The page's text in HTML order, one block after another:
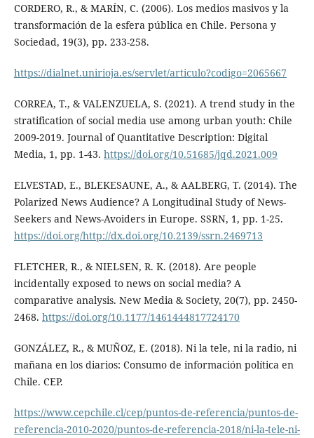
CORDERO, R., & MARÍN, C. (2006). Los medios masivos y la
transformación de la esfera pública en Chile. Persona y
Sociedad, 19(3), pp. 233-258.
https://dialnet.unirioja.es/servlet/articulo?codigo=2065667
CORREA, T., & VALENZUELA, S. (2021). A trend study in the
stratification of social media use among urban youth: Chile
2009-2019. Journal of Quantitative Description: Digital
Media, 1, pp. 1-43. https://doi.org/10.51685/jqd.2021.009
ELVESTAD, E., BLEKESAUNE, A., & AALBERG, T. (2014). The
Polarized News Audience? A Longitudinal Study of News-
Seekers and News-Avoiders in Europe. SSRN, 1, pp. 1-25.
https://doi.org/http://dx.doi.org/10.2139/ssrn.2469713
FLETCHER, R., & NIELSEN, R. K. (2018). Are people
incidentally exposed to news on social media? A
comparative analysis. New Media & Society, 20(7), pp. 2450-
2468. https://doi.org/10.1177/1461444817724170
GONZÁLEZ, R., & MUÑOZ, E. (2018). Ni la tele, ni la radio, ni
mañana en los diarios: Consumo de información política en
Chile. CEP.
https://www.cepchile.cl/cep/puntos-de-referencia/puntos-de-
referencia-2010-2020/puntos-de-referencia-2018/ni-la-tele-ni-